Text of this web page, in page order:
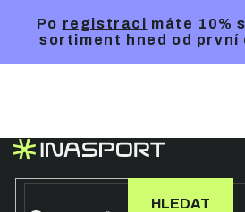
Po registraci máte 10%
sortiment hned od první
HLEDAT